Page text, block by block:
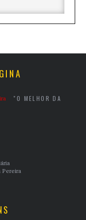
"O MELHOR DA
Pereira